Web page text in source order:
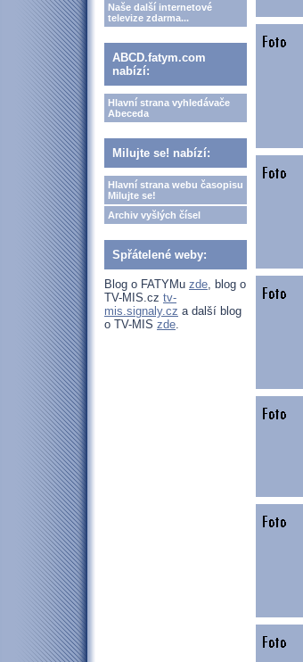
Naše další internetové
televize zdarma...
ABCD.fatym.com
nabízí:
Hlavní strana vyhledávače
Abeceda
Milujte se! nabízí:
Hlavní strana webu časopisu
Milujte se!
Archiv vyšlých čísel
Spřátelené weby:
Blog o FATYMu zde, blog o
TV-MIS.cz tv-
mis.signaly.cz a další blog
o TV-MIS zde.